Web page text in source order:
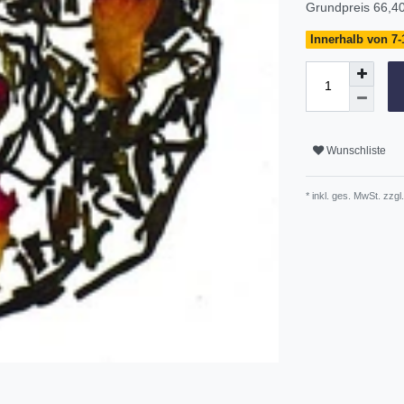
Grundpreis
Innerhalb von
Wunschliste
* inkl. ges. MwSt. zzgl.